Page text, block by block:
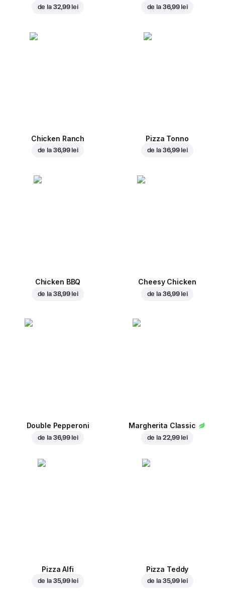
de la 32,99 lei de la 36,99 lei
Chicken Ranch
de la 36,99 lei
Pizza Tonno
de la 36,99 lei
Chicken BBQ
de la 38,99 lei
Cheesy Chicken
de la 36,99 lei
Double Pepperoni
de la 36,99 lei
Margherita Classic
de la 22,99 lei
Pizza Alfi
de la 35,99 lei
Pizza Teddy
de la 35,99 lei